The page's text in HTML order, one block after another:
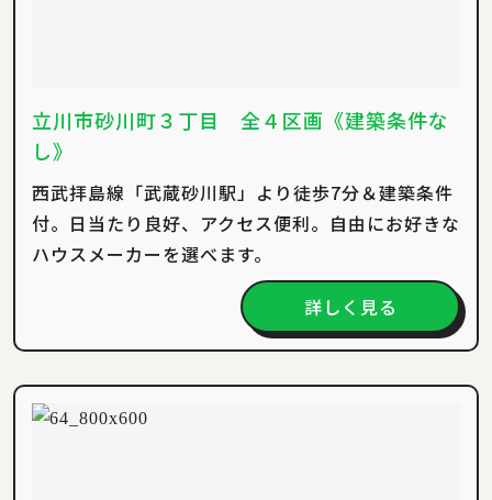
立川市砂川町３丁目 全４区画《建築条件な
し》
西武拝島線「武蔵砂川駅」より徒歩7分＆建築条件
付。日当たり良好、アクセス便利。自由にお好きな
ハウスメーカーを選べます。
詳しく見る